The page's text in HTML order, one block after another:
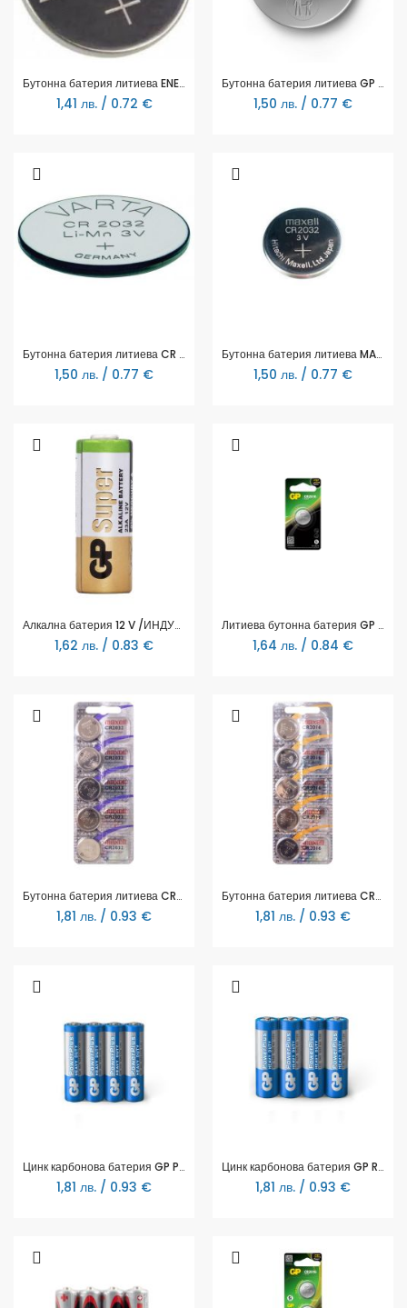
Бутонна батерия литиева ENERGIZER CR2032 3V, BULK. (20 бр. в тарелка) цена за 1 батерия
1,41 лв. / 0.72 €
Бутонна батерия литиева GP CR2032 3V, BULK. (25 бр. в тарелка)
1,50 лв. / 0.77 €
Бутонна батерия литиева CR 2032 1pc bulk 3V VARTA
1,50 лв. / 0.77 €
Бутонна батерия литиева MAXELL CR2032 3V, BULK. (25 бр. в тарелка)
1,50 лв. / 0.77 €
Алкална батерия 12 V /ИНДУСТРИАЛНИ 1 бр. BULK/ А23 GP
1,62 лв. / 0.83 €
Литиева бутонна батерия GP CR2016 3V 1бр. /1pk/ GP
1,64 лв. / 0.84 €
Бутонна батерия литиева CR2032 3V 5бр. в блистер /цена за 1 бр. батерия/ MAXELL
1,81 лв. / 0.93 €
Бутонна батерия литиева CR2016 3V 5бр. в блистер /цена за 1 бр. батерия/ MAXELL
1,81 лв. / 0.93 €
Цинк карбонова батерия GP POWERPLUS R03 AAA 4 бр. shrink 1.5V
1,81 лв. / 0.93 €
Цинк карбонова батерия GP R6 /4 бр. в опаковка/ shrink 1.5V
1,81 лв. / 0.93 €